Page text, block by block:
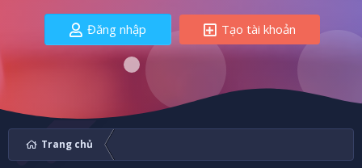
Đăng nhập Tạo tài khoản
Trang chủ